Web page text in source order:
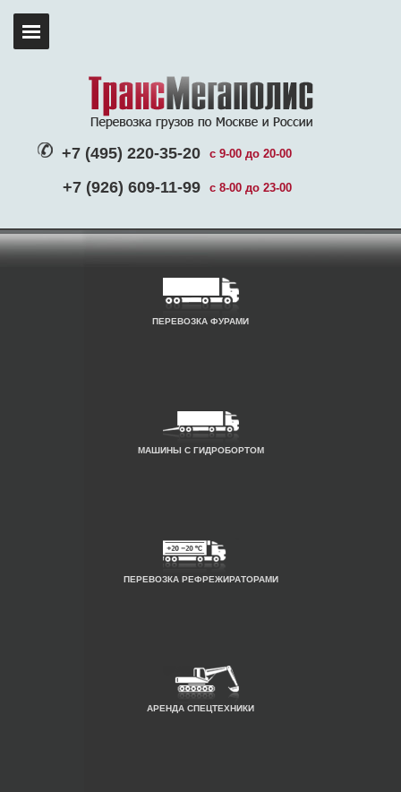
+7 (495) 220-35-20 с 9-00 до 20-00
+7 (926) 609-11-99 с 8-00 до 23-00
ПЕРЕВОЗКА ФУРАМИ
МАШИНЫ С ГИДРОБОРТОМ
ПЕРЕВОЗКА РЕФРЕЖИРАТОРАМИ
АРЕНДА СПЕЦТЕХНИКИ